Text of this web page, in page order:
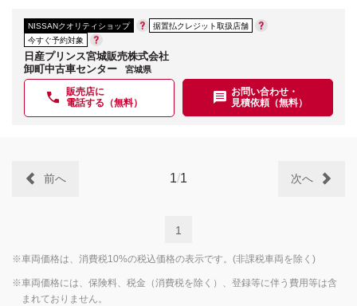
NISSANクオリティショップ
据置払クレジット取扱店舗
今すぐ予約対象
日産プリンス宮城販売株式会社
卸町中古車センター
宮城県
販売店に
電話する（無料）
お問い合わせ・
見積依頼（無料）
1/1
前へ 次へ
1
※車両価格は、消費税10%の税込価格の表示です。(非課税車両を除く)
※車両価格には、保険料、税金（消費税を除く）、登録等に伴う費用等は含
まれておりません。